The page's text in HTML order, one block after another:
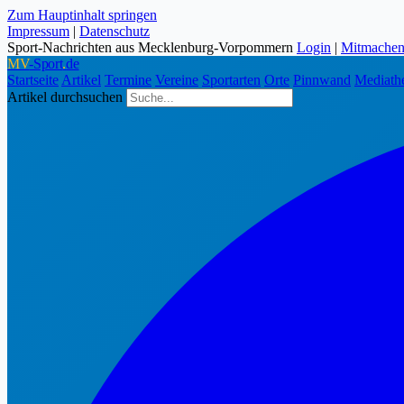
Zum Hauptinhalt springen
Impressum | Datenschutz
Sport-Nachrichten aus Mecklenburg-Vorpommern Login | Mitmachen
MV-Sport.de
Startseite Artikel Termine Vereine Sportarten Orte Pinnwand
Artikel durchsuchen